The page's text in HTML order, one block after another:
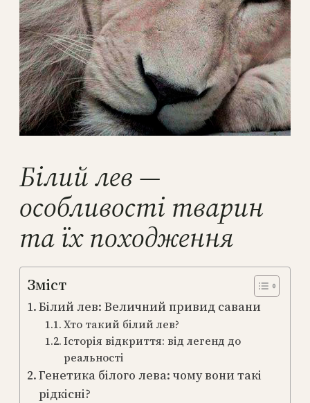
Білий лев —
особливості тварин
та їх походження
Зміст
Білий лев: Величний привид савани
Хто такий білий лев?
Історія відкриття: від легенд до
реальності
Генетика білого лева: чому вони такі
рідкісні?